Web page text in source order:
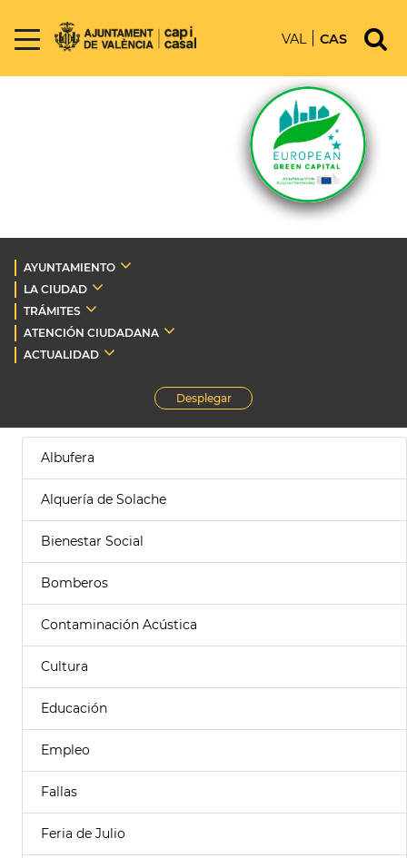
VAL CAS
AYUNTAMIENTO
LA CIUDAD
TRÁMITES
ATENCIÓN CIUDADANA
ACTUALIDAD
Desplegar
Albufera
Alquería de Solache
Bienestar Social
Bomberos
Contaminación Acústica
Cultura
Educación
Empleo
Fallas
Feria de Julio